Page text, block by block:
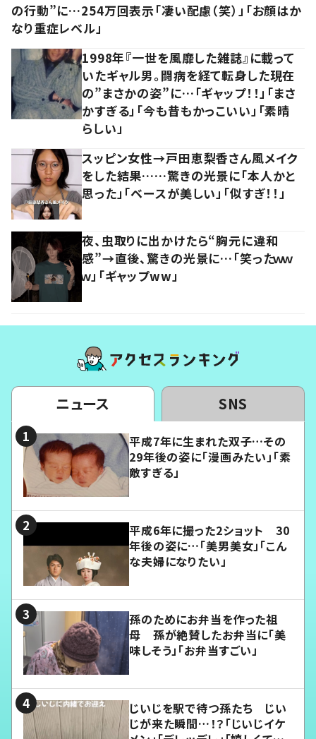
の行動”に…254万回表示「凄い配慮（笑）」「お顔はか
なり重症レベル」
1998年『一世を風靡した雑誌』に載って
いたギャル男。闘病を経て転身した現在
の”まさかの姿”に…「ギャップ！！」「まさ
かすぎる」「今も昔もかっこいい」「素晴
らしい」
スッピン女性→戸田恵梨香さん風メイク
をした結果……驚きの光景に「本人かと
思った」「ベースが美しい」「似すぎ！！」
夜、虫取りに出かけたら“胸元に違和
感”→直後、驚きの光景に…「笑ったｗｗ
ｗ」「ギャップww」
ニュース SNS
平成7年に生まれた双子…その
29年後の姿に「漫画みたい」「素
敵すぎる」
平成6年に撮った2ショット 30
年後の姿に…「美男美女」「こん
な夫婦になりたい」
孫のためにお弁当を作った祖
母 孫が絶賛したお弁当に「美
味しそう」「お弁当すごい」
じいじを駅で待つ孫たち じい
じが来た瞬間…！？「じいじイケ